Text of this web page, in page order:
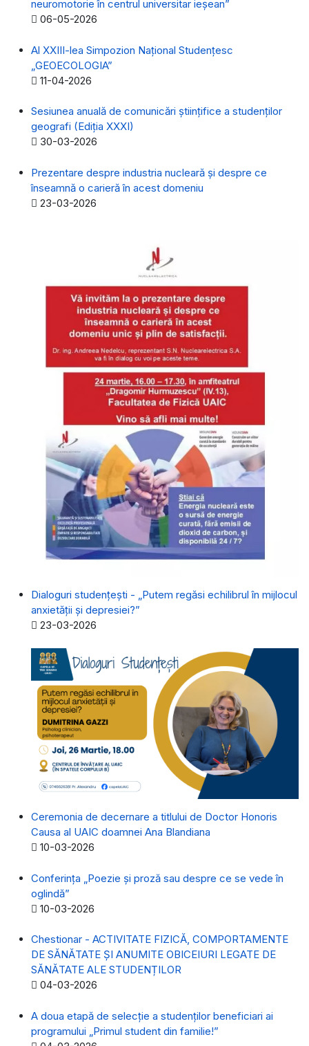
neuromotorie în centrul universitar ieșean”
Detalii
06-05-2026
Al XXIII-lea Simpozion Naţional Studenţesc
„GEOECOLOGIA”
Detalii
11-04-2026
Sesiunea anuală de comunicări științifice a studenților
geografi (Ediția XXXI)
Detalii
30-03-2026
Prezentare despre industria nucleară și despre ce
înseamnă o carieră în acest domeniu
Detalii
23-03-2026
Dialoguri studențești - „Putem regăsi echilibrul în mijlocul
anxietății și depresiei?”
Detalii
23-03-2026
Ceremonia de decernare a titlului de Doctor Honoris
Causa al UAIC doamnei Ana Blandiana
Detalii
10-03-2026
Conferința „Poezie și proză sau despre ce se vede în
oglindă”
Detalii
10-03-2026
Chestionar - ACTIVITATE FIZICĂ, COMPORTAMENTE
DE SĂNĂTATE ȘI ANUMITE OBICEIURI LEGATE DE
SĂNĂTATE ALE STUDENȚILOR
Detalii
04-03-2026
A doua etapă de selecție a studenților beneficiari ai
programului „Primul student din familie!”